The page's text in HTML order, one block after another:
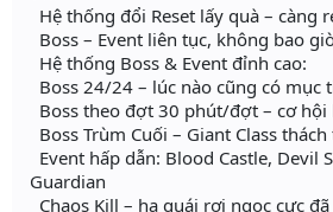
Hệ thống đổi Reset lấy quà – càng
Boss – Event liên tục, không bao
Hệ thống Boss & Event đỉnh cao:
Boss 24/24 – lúc nào cũng có mục
Boss theo đợt 30 phút/đợt – cơ hội
Boss Trùm Cuối – Giant Class
Event hấp dẫn: Blood Castle, Devil
Guardian
Chaos Kill – hạ quái rơi ngọc cực đã